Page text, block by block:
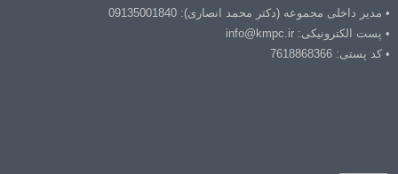
• مدیر داخلی مجموعه (دکتر محمد انصاری): 09135001840
• پست الکترونیکی: info@kmpc.ir
• کد پستی: 7618868366